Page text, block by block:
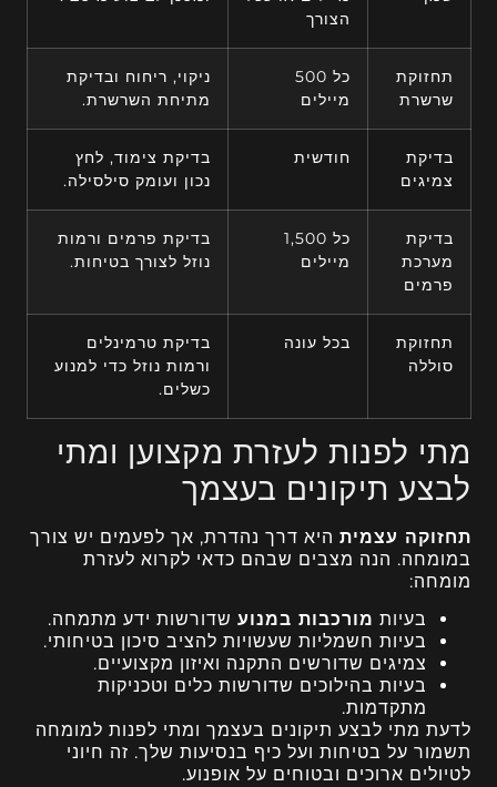
הצורך
תחזוקת
שרשרת
כל 500
מיילים
ניקוי, ריחוח ובדיקת
מתיחת השרשרת.
בדיקת
צמיגים
חודשית
בדיקת צימוד, לחץ
נכון ועומק סילסילה.
בדיקת
מערכת
פרמים
כל 1,500
מיילים
בדיקת פרמים ורמות
נוזל לצורך בטיחות.
תחזוקת
סוללה
בכל עונה
בדיקת טרמינלים
ורמות נוזל כדי למנוע
כשלים.
מתי לפנות לעזרת מקצוען ומתי
לבצע תיקונים בעצמך
תחזוקה עצמית היא דרך נהדרת, אך לפעמים יש צורך
במומחה. הנה מצבים שבהם כדאי לקרוא לעזרת
מומחה:
בעיות מורכבות במנוע שדורשות ידע מתמחה.
בעיות חשמליות שעשויות להציב סיכון בטיחותי.
צמיגים שדורשים התקנה ואיזון מקצועיים.
בעיות בהילוכים שדורשות כלים וטכניקות
מתקדמות.
לדעת מתי לבצע תיקונים בעצמך ומתי לפנות למומחה
תשמור על בטיחות ועל כיף בנסיעות שלך. זה חיוני
לטיולים ארוכים ובטוחים על אופנוע.